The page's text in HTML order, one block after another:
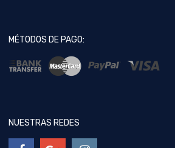
MÉTODOS DE PAGO:
NUESTRAS REDES